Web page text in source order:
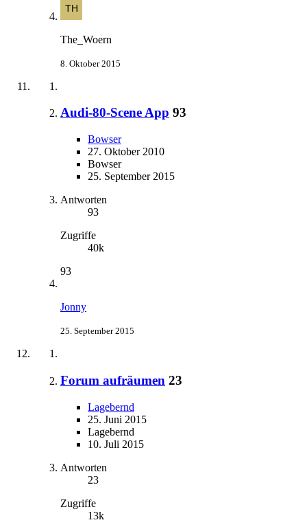
The_Woern
8. Oktober 2015
Audi-80-Scene App 93
Bowser
27. Oktober 2010
Bowser
25. September 2015
Antworten
93
Zugriffe
40k
93
Jonny
25. September 2015
Forum aufräumen 23
Lagebernd
25. Juni 2015
Lagebernd
10. Juli 2015
Antworten
23
Zugriffe
13k